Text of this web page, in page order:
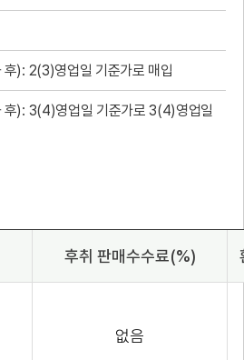
후): 2(3)영업일 기준가로 매입
후): 3(4)영업일 기준가로 3(4)영업일
후취 판매수수료(%)
없음